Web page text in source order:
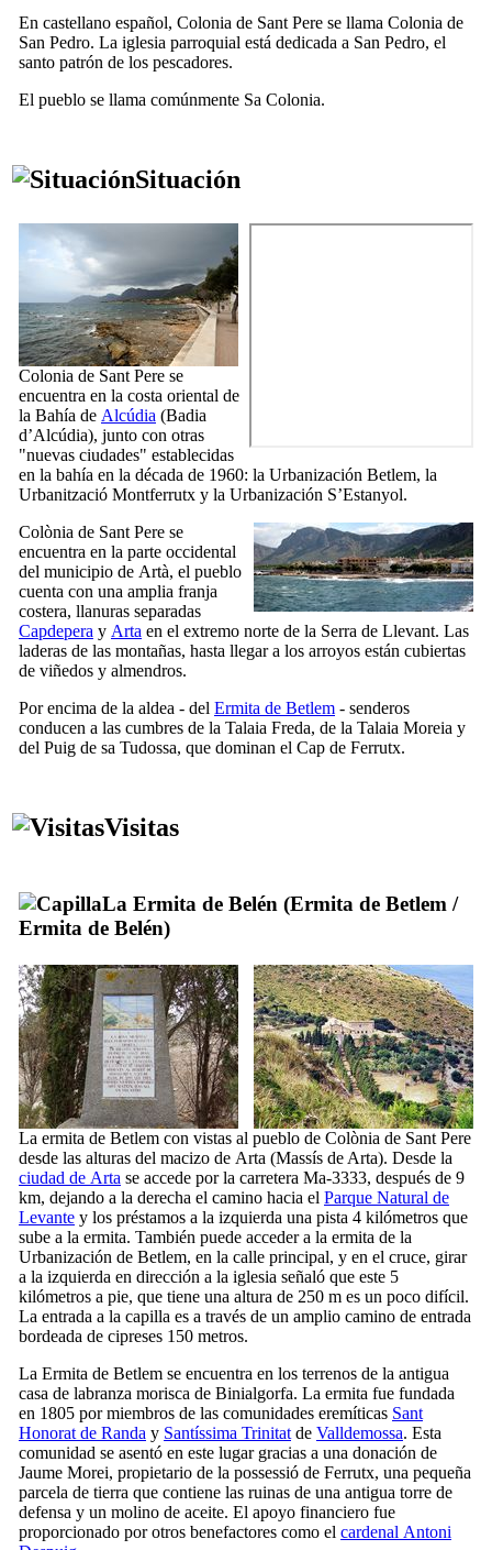
En castellano español, Colonia de Sant Pere se llama Colonia de
San Pedro. La iglesia parroquial está dedicada a San Pedro, el
santo patrón de los pescadores.
El pueblo se llama comúnmente Sa Colonia.
Situación
Colonia de Sant Pere se
encuentra en la costa oriental de
la Bahía de Alcúdia (Badia
d’Alcúdia), junto con otras
"nuevas ciudades" establecidas
en la bahía en la década de 1960: la Urbanización Betlem, la
Urbanització Montferrutx y la Urbanización S’Estanyol.
Colònia de Sant Pere se
encuentra en la parte occidental
del municipio de Artà, el pueblo
cuenta con una amplia franja
costera, llanuras separadas
Capdepera y Arta en el extremo norte de la Serra de Llevant. Las
laderas de las montañas, hasta llegar a los arroyos están cubiertas
de viñedos y almendros.
Por encima de la aldea - del Ermita de Betlem - senderos
conducen a las cumbres de la Talaia Freda, de la Talaia Moreia y
del Puig de sa Tudossa, que dominan el Cap de Ferrutx.
Visitas
La Ermita de Belén (Ermita de Betlem /
Ermita de Belén)
La ermita de Betlem con vistas al pueblo de Colònia de Sant Pere
desde las alturas del macizo de Arta (Massís de Arta). Desde la
ciudad de Arta se accede por la carretera Ma-3333, después de 9
km, dejando a la derecha el camino hacia el Parque Natural de
Levante y los préstamos a la izquierda una pista 4 kilómetros que
sube a la ermita. También puede acceder a la ermita de la
Urbanización de Betlem, en la calle principal, y en el cruce, girar
a la izquierda en dirección a la iglesia señaló que este 5
kilómetros a pie, que tiene una altura de 250 m es un poco difícil.
La entrada a la capilla es a través de un amplio camino de entrada
bordeada de cipreses 150 metros.
La Ermita de Betlem se encuentra en los terrenos de la antigua
casa de labranza morisca de Binialgorfa. La ermita fue fundada
en 1805 por miembros de las comunidades eremíticas Sant
Honorat de Randa y Santíssima Trinitat de Valldemossa. Esta
comunidad se asentó en este lugar gracias a una donación de
Jaume Morei, propietario de la possessió de Ferrutx, una pequeña
parcela de tierra que contiene las ruinas de una antigua torre de
defensa y un molino de aceite. El apoyo financiero fue
proporcionado por otros benefactores como el cardenal Antoni